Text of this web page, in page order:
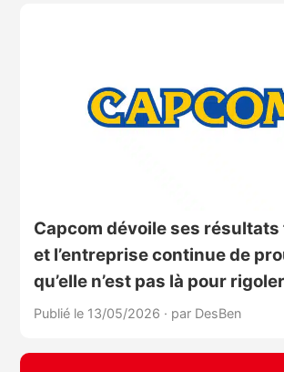
Capcom dévoile ses
et l’entreprise continue de
qu’elle n’est pas là pour rigoler
Publié le 13/05/2026 · par DesBen